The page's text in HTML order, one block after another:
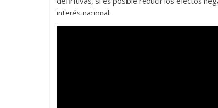
interés nacional.